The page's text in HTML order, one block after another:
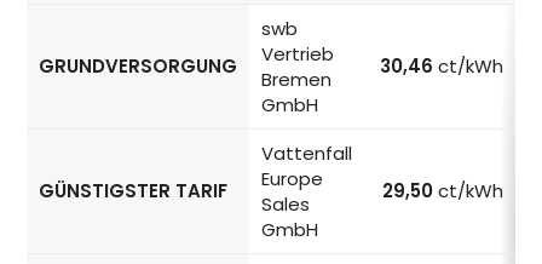
Strompreise in Bremen nach Tarif-Kategorie
GRUNDVERSORGUNG
swb
Vertrieb
Bremen
GmbH
30,46 ct/kWh
GÜNSTIGSTER TARIF
Vattenfall
Europe
Sales
GmbH
29,50ct/kWh